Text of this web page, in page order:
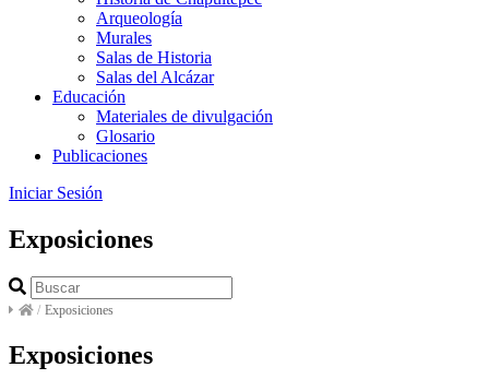
Arqueología
Murales
Salas de Historia
Salas del Alcázar
Educación
Materiales de divulgación
Glosario
Publicaciones
Iniciar Sesión
Exposiciones
/ Exposiciones
Exposiciones